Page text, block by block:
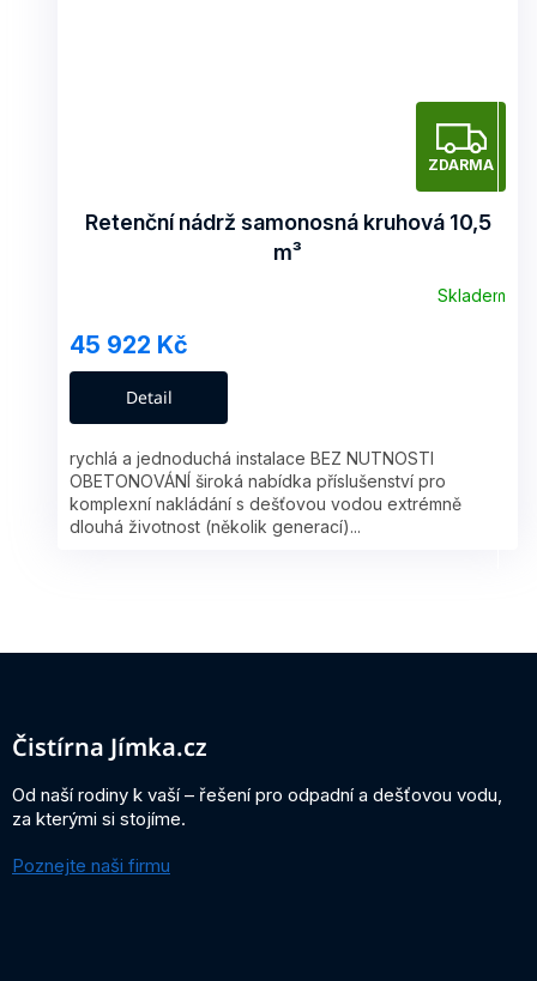
Z
D
A
R
ZDARMA
Retenční nádrž samonosná kruhová 10,5
m³
Skladem
45 922 Kč
Detail
rychlá a jednoduchá instalace BEZ NUTNOSTI
OBETONOVÁNÍ široká nabídka příslušenství pro
komplexní nakládání s dešťovou vodou extrémně
dlouhá životnost (několik generací)...
Z
Čistírna Jímka.cz
Od naší rodiny k vaší – řešení pro odpadní a dešťovou vodu,
za kterými si stojíme.
Poznejte naši firmu